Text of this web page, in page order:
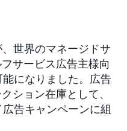
世界のマネージドサ
サービス広告主様向
能になりました。広告
ション在庫として、
告キャンペーンに組